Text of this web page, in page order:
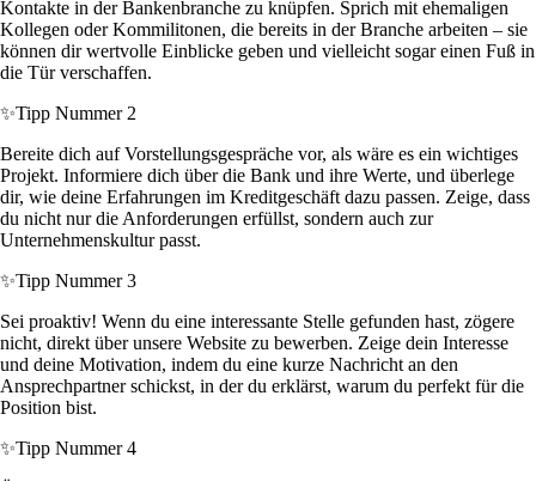
Kontakte in der Bankenbranche zu knüpfen. Sprich mit ehemaligen
Kollegen oder Kommilitonen, die bereits in der Branche arbeiten – sie
können dir wertvolle Einblicke geben und vielleicht sogar einen Fuß in
die Tür verschaffen.
✨Tipp Nummer 2
Bereite dich auf Vorstellungsgespräche vor, als wäre es ein wichtiges
Projekt. Informiere dich über die Bank und ihre Werte, und überlege
dir, wie deine Erfahrungen im Kreditgeschäft dazu passen. Zeige, dass
du nicht nur die Anforderungen erfüllst, sondern auch zur
Unternehmenskultur passt.
✨Tipp Nummer 3
Sei proaktiv! Wenn du eine interessante Stelle gefunden hast, zögere
nicht, direkt über unsere Website zu bewerben. Zeige dein Interesse
und deine Motivation, indem du eine kurze Nachricht an den
Ansprechpartner schickst, in der du erklärst, warum du perfekt für die
Position bist.
✨Tipp Nummer 4